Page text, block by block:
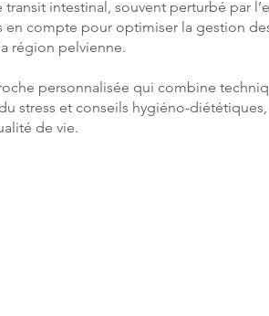
intestinal, souvent perturbé par
en compte pour optimiser la gestion
région pelvienne.
personnalisée qui combine
stress et conseils hygiéno-
de vie.